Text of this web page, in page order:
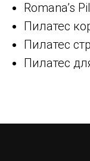
Romana’s
Пилатес
Пилатес
Пилатес